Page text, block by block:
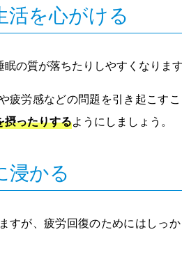
活を心がける
の質が落ちたりしやすくなります
労感などの問題を引き起こすこ
摂ったりするようにしましょう。
浸かる
すが、疲労回復のためにはしっ